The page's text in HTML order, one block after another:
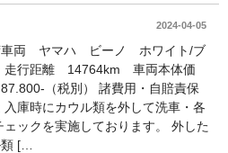
2024-04-05
車両 ヤマハ ビーノ ホワイト/ブ
走行距離 14764km 車両本体価
（税別） 諸費用・自賠責保
入庫時にカウル類を外して洗車・各
ェックを実施しております。 外した
[…